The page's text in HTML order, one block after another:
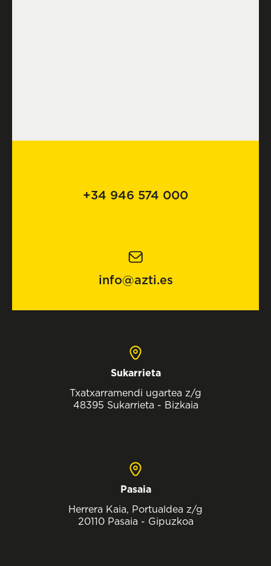
+34 946 574 000
info@azti.es
Sukarrieta
Txatxarramendi ugartea z/g
48395 Sukarrieta - Bizkaia
Pasaia
Herrera Kaia, Portualdea z/g
20110 Pasaia - Gipuzkoa